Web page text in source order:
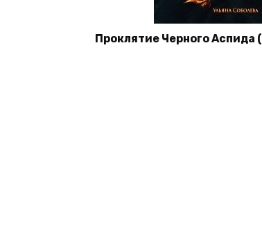
Проклятие Черного Аспида